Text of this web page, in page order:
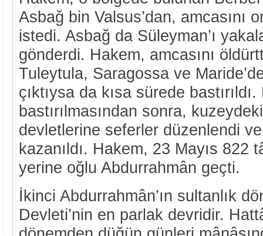
Asbağ bin Valsus’dan, amcasını
istedi. Asbağ da Süleyman’ı
gönderdi. Hakem, amcasını
Tuleytula, Saragossa ve
çıktıysa da kısa sürede
bastırılmasından sonra,
devletlerine seferler düzenlendi
kazanıldı. Hakem, 23 Mayıs 822
yerine oğlu Abdurrahmân geçti.
İkinci Abdurrahmân’ın sultanlık
Devleti’nin en parlak devridir.